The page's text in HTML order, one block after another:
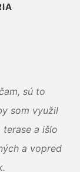
sú to
som využil
a išlo
a vopred